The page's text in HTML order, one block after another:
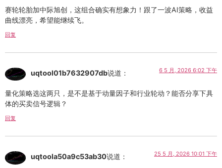
赛轮轮胎加中际旭创，这组合确实有想象力！跟了一波AI策略，收益
曲线漂亮，希望能继续飞。
回复
uqtool01b7632907db说道： 6 5 月, 2026 6:02 下午
量化策略选这两只，是不是基于动量因子和行业轮动？能否分享下具
体的买卖信号逻辑？
回复
uqtoola50a9c53ab30说道： 25 5 月, 2026 10:01 下午